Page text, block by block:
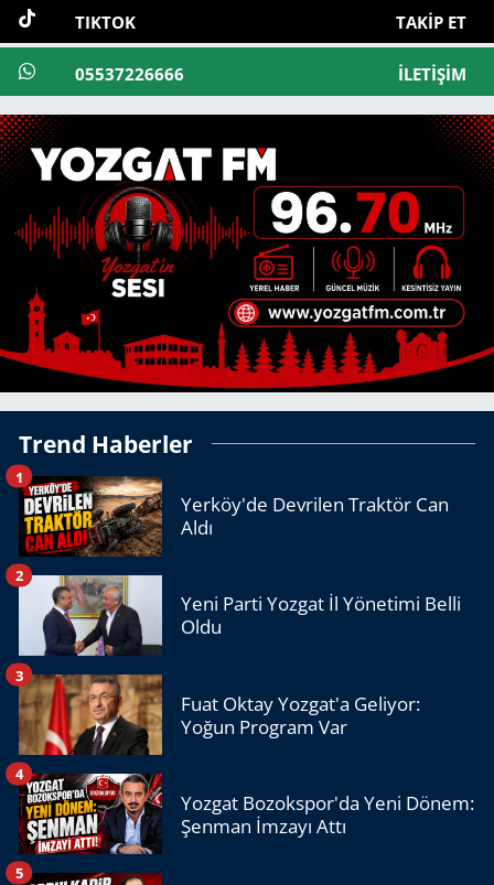
TIKTOK TAKIP ET
05537226666 İLETIŞIM
Trend Haberler
Yerköy'de Devrilen Traktör Can
Aldı
1
Yeni Parti Yozgat İl Yönetimi Belli
Oldu
2
Fuat Oktay Yozgat'a Geliyor:
Yoğun Program Var
3
Yozgat Bozokspor'da Yeni Dönem:
Şenman İmzayı Attı
4
5